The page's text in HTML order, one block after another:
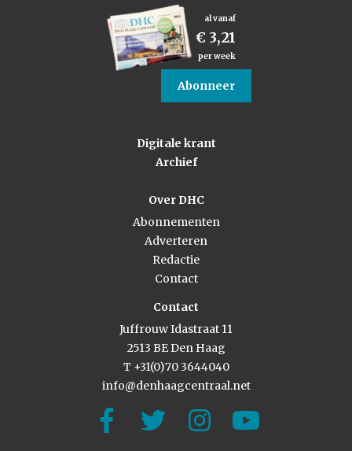
al vanaf
€ 3,21
per week
Abonneer
Digitale krant
Archief
Over DHC
Abonnementen
Adverteren
Redactie
Contact
Contact
Juffrouw Idastraat 11
2513 BE Den Haag
T +31(0)70 3644040
info@denhaagcentraal.net